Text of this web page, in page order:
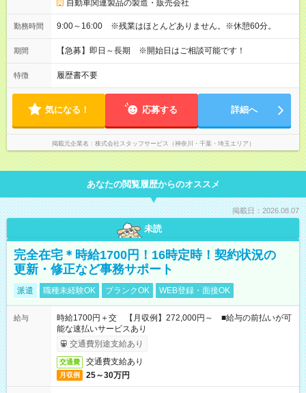
自動車関連製品の製造・販売会社
勤務時間 9:00～16:00 ※残業はほとんどありません。※休憩60分。
期間 【急募】即日～長期 ※開始日はご相談可能です！
特徴 履歴書不要
気になる！ 応募する 詳細へ
掲載元企業名 株式会社スタッフサービス（神奈川・千葉・埼玉エリア）
あなたの閲覧履歴からのオススメ
掲載日：2026.08.07
未読
完全在宅＊時給1700円！16時定時！契約状況の
更新・修正など事務サポート
派遣 職種未経験OK ブランクOK WEB登録・面接OK
給与
時給1700円＋交 【月収例】272,000円～ ■給与の前払いが可
能な速払いサービスあり
交通費別途支給あり
交通費 交通費支給あり
月収例 25～30万円